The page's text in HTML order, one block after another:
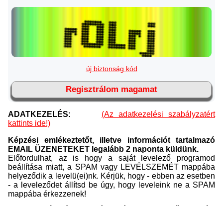
új biztonság kód
Regisztrálom magamat
ADATKEZELÉS:
(Az adatkezelési szabályzatért
kattints ide!)
Képzési emlékeztetőt, illetve információt tartalmazó
EMAIL ÜZENETEKET legalább 2 naponta küldünk.
Előfordulhat, az is hogy a saját levelező programod
beállítása miatt, a SPAM vagy LEVÉLSZEMÉT mappába
helyeződik a levelü(ei)nk. Kérjük, hogy - ebben az esetben
- a leveleződet állítsd be úgy, hogy leveleink ne a SPAM
mappába érkezzenek!